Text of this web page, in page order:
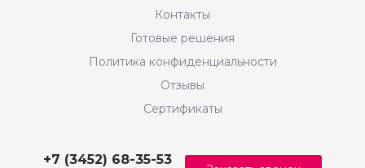
Контакты
Готовые решения
Политика конфиденциальности
Отзывы
Сертификаты
+7 (3452) 68-35-53